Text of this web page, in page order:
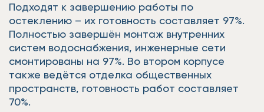
Подходят к завершению работы по
остеклению – их готовность составляет 97%.
Полностью завершён монтаж внутренних
систем водоснабжения, инженерные сети
смонтированы на 97%. Во втором корпусе
также ведётся отделка общественных
пространств, готовность работ составляет
70%.